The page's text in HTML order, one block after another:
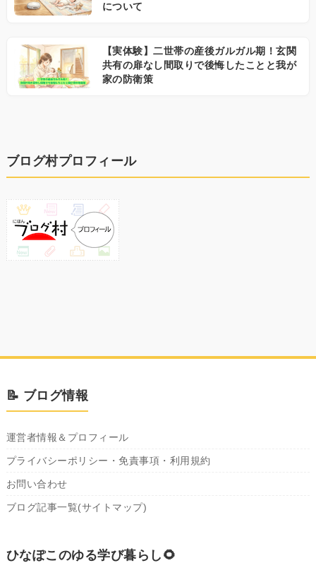
について
【実体験】二世帯の産後ガルガル期！玄関
共有の扉なし間取りで後悔したことと我が
家の防衛策
ブログ村プロフィール
📝 ブログ情報
運営者情報＆プロフィール
プライバシーポリシー・免責事項・利用規約
お問い合わせ
ブログ記事一覧(サイトマップ)
ひなぽこのゆる学び暮らし🌻